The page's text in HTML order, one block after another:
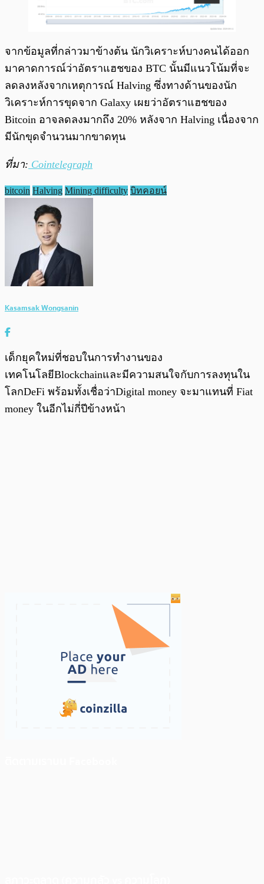
จากข้อมูลที่กล่าวมาข้างต้น นักวิเคราะห์บางคนได้ออก
มาคาดการณ์ว่าอัตราแฮชของ BTC นั้นมีแนวโน้มที่จะ
ลดลงหลังจากเหตุการณ์ Halving ซึ่งทางด้านของนัก
วิเคราะห์การขุดจาก Galaxy เผยว่าอัตราแฮชของ
Bitcoin อาจลดลงมากถึง 20% หลังจาก Halving เนื่องจาก
มีนักขุดจำนวนมากขาดทุน
ที่มา: Cointelegraph
bitcoin Halving Mining difficulty บิทคอยน์
Kasamsak Wongsanin
เด็กยุคใหม่ที่ชอบในการทำงานของ
เทคโนโลยีBlockchainและมีความสนใจกับการลงทุนใน
โลกDeFi พร้อมทั้งเชื่อว่าDigital money จะมาแทนที่ Fiat
money ในอีกไม่กี่ปีข้างหน้า